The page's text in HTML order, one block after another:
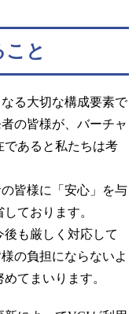
と
る大切な構成要素で
の皆様が、バーチャ
であると私たちは考
皆様に「安心」を与
ております。
も厳しく対応して
の負担にならないよ
てまいります。